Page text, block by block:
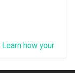
Learn how your